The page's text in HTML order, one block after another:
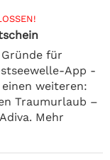
für
App -
weiteren:
Traumurlaub –
Mehr